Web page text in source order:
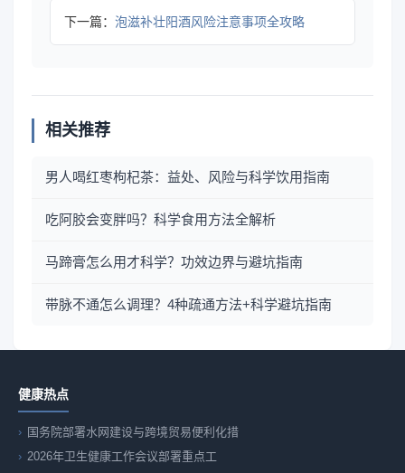
下一篇： 泡滋补壮阳酒风险注意事项全攻略
相关推荐
男人喝红枣枸杞茶：益处、风险与科学饮用指南
吃阿胶会变胖吗？科学食用方法全解析
马蹄膏怎么用才科学？功效边界与避坑指南
带脉不通怎么调理？4种疏通方法+科学避坑指南
健康热点
国务院部署水网建设与跨境贸易便利化措
2026年卫生健康工作会议部署重点工